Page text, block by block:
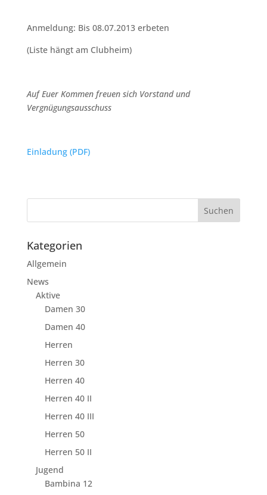
Anmeldung: Bis 08.07.2013 erbeten
(Liste hängt am Clubheim)
Auf Euer Kommen freuen sich Vorstand und
Vergnügungsausschuss
Einladung (PDF)
Kategorien
Allgemein
News
Aktive
Damen 30
Damen 40
Herren
Herren 30
Herren 40
Herren 40 II
Herren 40 III
Herren 50
Herren 50 II
Jugend
Bambina 12